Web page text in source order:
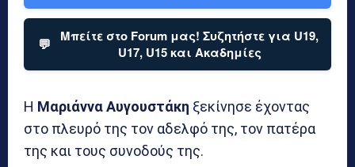
💬
Μπείτε στο Forum μας! Συζητήστε για U19,
U17, U15 και Ακαδημίες
Η ΜαριάνναΑυγουστάκη ξεκίνησε έχοντας
στο πλευρό της τον αδελφό της, τον πατέρα
της και τους συνοδούς της.